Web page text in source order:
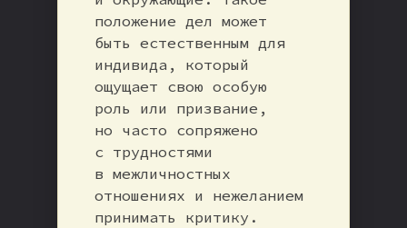
положение дел может
быть естественным для
индивида, который
ощущает свою особую
роль или призвание,
но часто сопряжено
с трудностями
в межличностных
отношениях и нежеланием
принимать критику.